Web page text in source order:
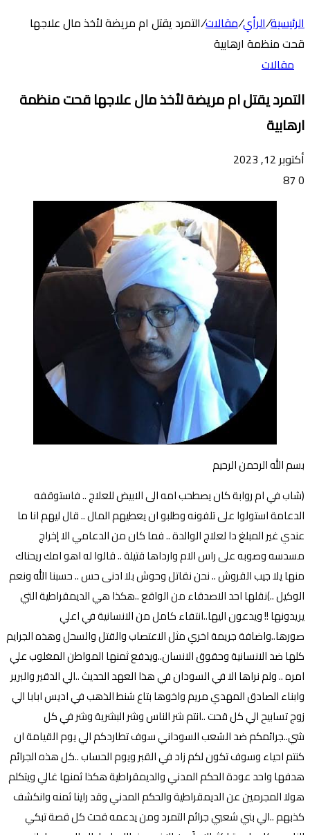
المظلم
الرئيسية/الرأي/مقالات/التمرد يقتل ام مريضة لأخذ مال علاجها
قحت منظمة ارهابية
مقالات
التمرد يقتل ام مريضة لأخذ مال علاجها قحت منظمة
ارهابية
أكتوبر 12, 2023
0
بسم الله الرحمن الرحيم
(شاب في ام روابة كان يصطحب امه الى الابيض للعلاج .. فاستوقفه
الدعامة استولوا على تلفونه وطلبو ان يعطيهم المال .. قال ليهم انا ما
عندي غير المبلغ دا لعلاج الوالدة .. فما كان من الدعامي الا إخراج
مسدسه وصوبه على راس الام وارداها قتيلة .. قالوا له اهو امك ريحناك
منها يلا جيب القروش .. نحن نقاتل وحوش بلا ادنى حس .. حسبنا الله ونعم
الوكيل ..)نقلها احد الاصدقاء من الواقع ..هكذا هي الديمقراطية التي
يريدونها !! ويدعون اليها..انتفاء كامل من الانسانية في اعلي
صورها..واضافة جريمة اخري مثل الاعتصاب والقتل والسحل وهذه الجرايم
كلها ضد الانسانية وحقوق الانسان..ويدفع ثمنها المواطن المغلوب علي
امره .. ولم نراها الا في السودان في هذا العهد الحديث ..الي الدقير والبرير
وابناء الصادق المهدي مريم واخوها بتاع شنط الذهب في اديس ابابا الي
زوج تسابيح الي كل قحت ..انتم شر الناس وشر البشرية وشر في كل
شي..جرائمكم ضد الشعب السوداني سوف تطاردكم الي يوم القيامة ان
كنتم احياء وسوف تكون لكم زاد في القبر ويوم الحساب ..كل هذه الجرائم
هدفها واحد عودة الحكم المدني والديمقراطية هكذا ثمنها غالي ويتكلم
هولا المجرمين عن الديمقراطية والحكم المدني وقد راينا ثمنه وانكشف
كذبهم ..الي بني شعبي جرائم التمرد ومن يدعمه قحت كل قصة تبكي